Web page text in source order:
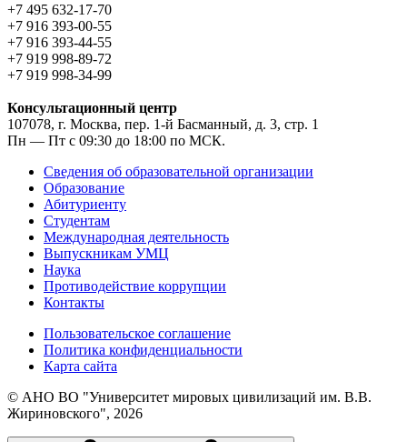
+7 495 632-17-70
+7 916 393-00-55
+7 916 393-44-55
+7 919 998-89-72
+7 919 998-34-99
Консультационный центр
107078, г. Москва, пер. 1-й Басманный, д. 3, стр. 1
Пн — Пт с 09:30 до 18:00 по МСК.
Сведения об образовательной организации
Образование
Абитуриенту
Студентам
Международная деятельность
Выпускникам УМЦ
Наука
Противодействие коррупции
Контакты
Пользовательское соглашение
Политика конфиденциальности
Карта сайта
© АНО ВО "Университет мировых цивилизаций им. В.В.
Жириновского", 2026